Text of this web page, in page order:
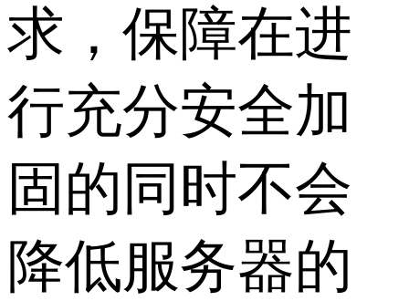
求，保障在进
行充分安全加
固的同时不会
降低服务器的